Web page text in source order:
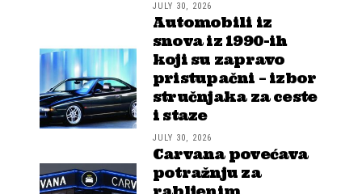
JULY 30, 2026
Automobili iz
snova iz 1990-ih
koji su zapravo
pristupačni – izbor
stručnjaka za ceste
i staze
JULY 30, 2026
Carvana povećava
potražnju za